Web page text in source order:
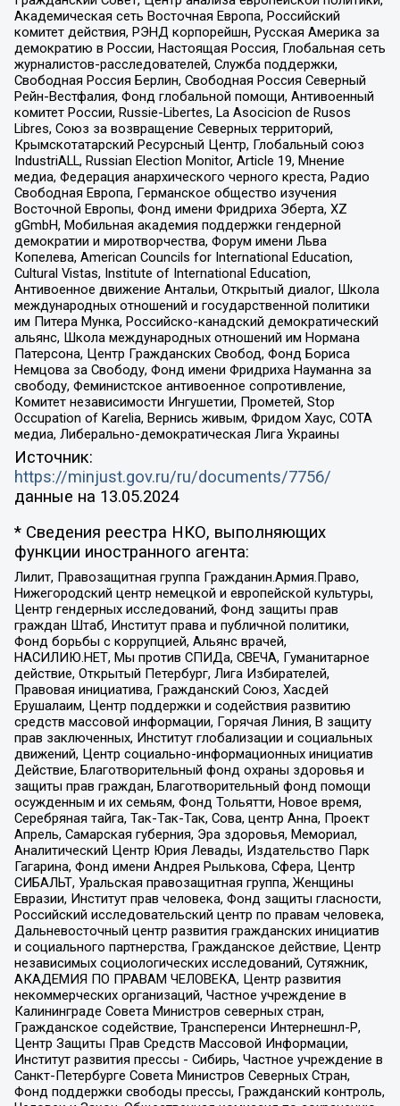
Академическая сеть Восточная Европа, Российский
комитет действия, РЭНД корпорейшн, Русская Америка за
демократию в России, Настоящая Россия, Глобальная сеть
журналистов-расследователей, Служба поддержки,
Свободная Россия Берлин, Свободная Россия Северный
Рейн-Вестфалия, Фонд глобальной помощи, Антивоенный
комитет России, Russie-Libertes, La Asocicion de Rusos
Libres, Союз за возвращение Северных территорий,
Крымскотатарский Ресурсный Центр, Глобальный союз
IndustriALL, Russian Election Monitor, Article 19, Мнение
медиа, Федерация анархического черного креста, Радио
Свободная Европа, Германское общество изучения
Восточной Европы, Фонд имени Фридриха Эберта, XZ
gGmbH, Мобильная академия поддержки гендерной
демократии и миротворчества, Форум имени Льва
Копелева, American Councils for International Education,
Cultural Vistas, Institute of International Education,
Антивоенное движение Антальи, Открытый диалог, Школа
международных отношений и государственной политики
им Питера Мунка, Российско-канадский демократический
альянс, Школа международных отношений им Нормана
Патерсона, Центр Гражданских Свобод, Фонд Бориса
Немцова за Свободу, Фонд имени Фридриха Науманна за
свободу, Феминистское антивоенное сопротивление,
Комитет независимости Ингушетии, Прометей, Stop
Occupation of Karelia, Вернись живым, Фридом Хаус, СОТА
медиа, Либерально-демократическая Лига Украины
Источник:
https://minjust.gov.ru/ru/documents/7756/
данные на 13.05.2024
* Сведения реестра НКО, выполняющих
функции иностранного агента:
Лилит, Правозащитная группа Гражданин.Армия.Право,
Нижегородский центр немецкой и европейской культуры,
Центр гендерных исследований, Фонд защиты прав
граждан Штаб, Институт права и публичной политики,
Фонд борьбы с коррупцией, Альянс врачей,
НАСИЛИЮ.НЕТ, Мы против СПИДа, СВЕЧА, Гуманитарное
действие, Открытый Петербург, Лига Избирателей,
Правовая инициатива, Гражданский Союз, Хасдей
Ерушалаим, Центр поддержки и содействия развитию
средств массовой информации, Горячая Линия, В защиту
прав заключенных, Институт глобализации и социальных
движений, Центр социально-информационных инициатив
Действие, Благотворительный фонд охраны здоровья и
защиты прав граждан, Благотворительный фонд помощи
осужденным и их семьям, Фонд Тольятти, Новое время,
Серебряная тайга, Так-Так-Так, Сова, центр Анна, Проект
Апрель, Самарская губерния, Эра здоровья, Мемориал,
Аналитический Центр Юрия Левады, Издательство Парк
Гагарина, Фонд имени Андрея Рылькова, Сфера, Центр
СИБАЛЬТ, Уральская правозащитная группа, Женщины
Евразии, Институт прав человека, Фонд защиты гласности,
Российский исследовательский центр по правам человека,
Дальневосточный центр развития гражданских инициатив
и социального партнерства, Гражданское действие, Центр
независимых социологических исследований, Сутяжник,
АКАДЕМИЯ ПО ПРАВАМ ЧЕЛОВЕКА, Центр развития
некоммерческих организаций, Частное учреждение в
Калининграде Совета Министров северных стран,
Гражданское содействие, Трансперенси Интернешнл-Р,
Центр Защиты Прав Средств Массовой Информации,
Институт развития прессы - Сибирь, Частное учреждение в
Санкт-Петербурге Совета Министров Северных Стран,
Фонд поддержки свободы прессы, Гражданский контроль,